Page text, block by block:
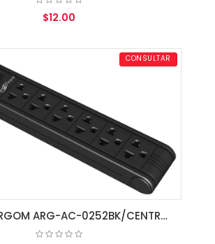
$12.00
CONSULTAR
REGLETA ARGOM ARG-AC-0252BK/CENTRA DE 6 SALIDAS